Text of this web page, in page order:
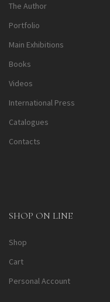
The Author
Portfolio
Main Exhibitions
Books
Videos
International Press
Catalogues
Contacts
SHOP ON LINE
Shop
Cart
Personal Account